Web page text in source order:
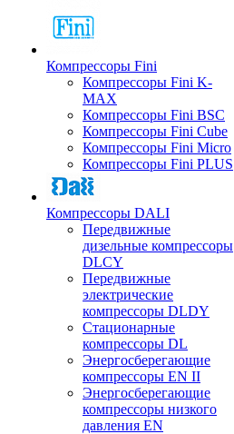
Компрессоры Fini
Компрессоры Fini K-
MAX
Компрессоры Fini BSC
Компрессоры Fini Cube
Компрессоры Fini Micro
Компрессоры Fini PLUS
Компрессоры DALI
Передвижные
дизельные компрессоры
DLCY
Передвижные
электрические
компрессоры DLDY
Стационарные
компрессоры DL
Энергосберегающие
компрессоры EN II
Энергосберегающие
компрессоры низкого
давления EN